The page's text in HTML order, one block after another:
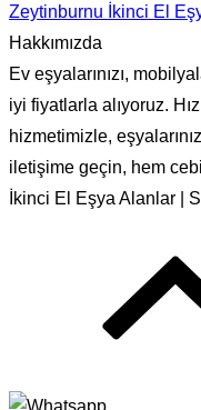
Zeytinburnu İkinci El
Hakkımızda
Ev eşyalarınızı,
iyi fiyatlarla alıyoruz.
hizmetimizle,
iletişime geçin, hem
İkinci El Eşya Alanlar |